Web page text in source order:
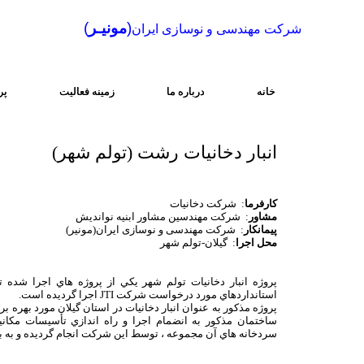
شرکت مهندسی و نوسازی ایران(مونیـر )
خانه درباره ما زمینه فعالیت
انبار دخانیات رشت (تولم شهر)
کارفرما: شرکت دخانیات
مشاور : شرکت مهندسین مشاور ابنیه نواندیش
پیمانکار : شرکت مهندسی و نوسازی ایران(مونیر)
محل اجرا : گیلان-تولم شهر
پروژه انبار دخانيات تولم شهر يكي از پروژه هاي اجرا
استانداردهاي مورد درخواست شركت JTI اجرا گرديده است.
پروژه مذكور به عنوان انبار دخانيات در استان گيلان مورد
ساختمان مذكور به انضمام اجرا و راه اندازي تأسيسات
سردخانه هاي آن مجموعه ، توسط اين شركت انجام گرديده و به